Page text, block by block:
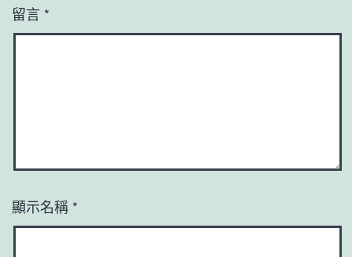
留言 *
顯示名稱 *